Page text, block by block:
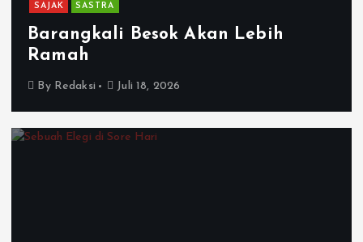
SAJAK SASTRA
Barangkali Besok Akan Lebih
Ramah
By Redaksi Juli 18, 2026